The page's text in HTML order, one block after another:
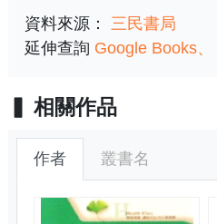
資料來源： 三民書局
延伸查詢 Google Books
相關作品
作者 叢書名